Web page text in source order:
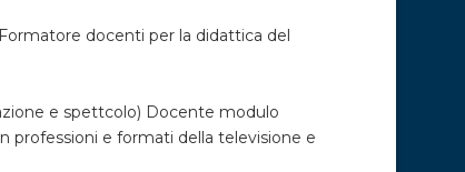
Formatore docenti per la didattica del
e spettcolo) Docente modulo
professioni e formati della televisione e